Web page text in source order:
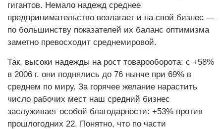
гигантов. Немало надежд среднее
предпринимательство возлагает и на свой бизнес —
по большинству показателей их баланс оптимизма
заметно превосходит среднемировой.
Так, высоки надежды на рост товарооборота: с +58%
в 2006 г. они поднялись до 76 нынче при 69% в
среднем по миру. За горячее желание нарастить
число рабочих мест наш средний бизнес
заслуживает особой благодарности: +53% против
прошлогодних 22. Понятно, что по части